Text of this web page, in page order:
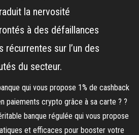
la nervosité
à des défaillances
récurrentes sur l’un des
du secteur.
qui vous propose 1% de cashback
paiements crypto grâce à sa carte ? ?
banque régulée qui vous propose
et efficaces pour booster votre